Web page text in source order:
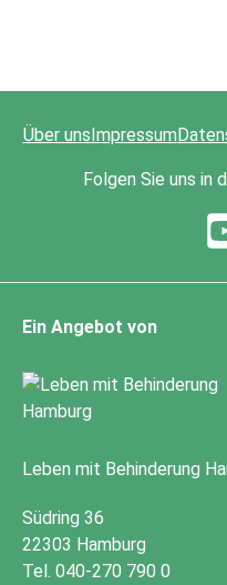
Über unsImpressum
Folgen Sie uns in
Ein Angebot von
Leben mit Behinderung
Südring 36
22303 Hamburg
Tel. 040-270 790 0